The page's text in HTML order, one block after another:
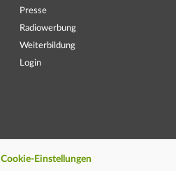
Presse
Radiowerbung
Weiterbildung
Login
Cookie-Einstellungen